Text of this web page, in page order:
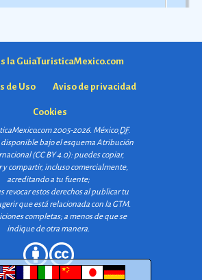
la GuiaTuristicaMexico.com
de Uso Aviso de privacidad
Cookies
2005-2026. MéxicoDF.
bajo el esquemaAtribución
(CC BY 4.0): puedes copiar,
y compartir, incluso comercialmente,
acreditando a tu fuente;
revocar estos derechos al publicar tu
que está relacionada con la GTM.
completas; a menos de que se
indique de otra manera.